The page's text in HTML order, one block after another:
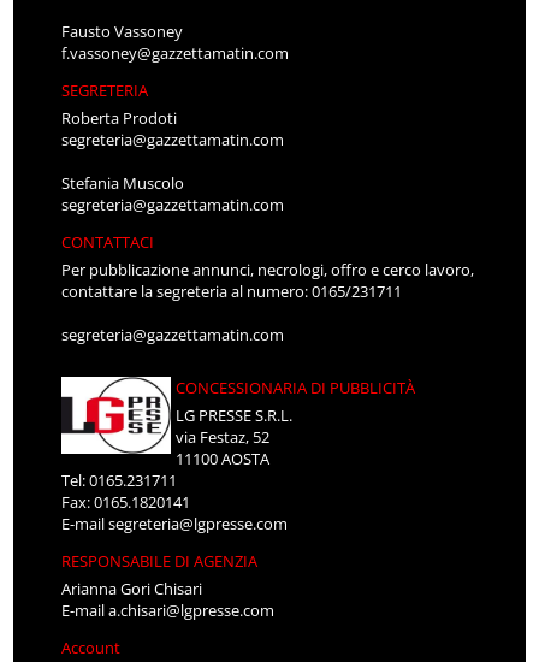
Fausto Vassoney
f.vassoney@gazzettamatin.com
SEGRETERIA
Roberta Prodoti
segreteria@gazzettamatin.com
Stefania Muscolo
segreteria@gazzettamatin.com
CONTATTACI
Per pubblicazione annunci, necrologi, offro e cerco lavoro,
contattare la segreteria al numero: 0165/231711
segreteria@gazzettamatin.com
CONCESSIONARIA DI PUBBLICITÀ
LG PRESSE S.R.L.
via Festaz, 52
11100 AOSTA
Tel: 0165.231711
Fax: 0165.1820141
E-mailsegreteria@lgpresse.com
RESPONSABILE DI AGENZIA
Arianna Gori Chisari
E-maila.chisari@lgpresse.com
Account